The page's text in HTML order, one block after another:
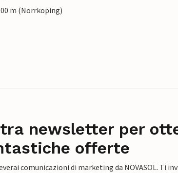
m (Norrköping)
newsletter per
offerte
comunicazioni di marketing da NOVASOL. Ti